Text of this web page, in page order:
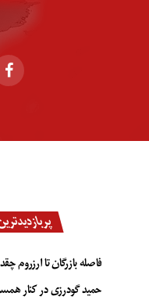
فاصله بازرگان تا ارزروم
حمید گودرزی در کنار